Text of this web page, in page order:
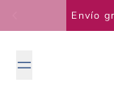
Saltar al contenido
Envío